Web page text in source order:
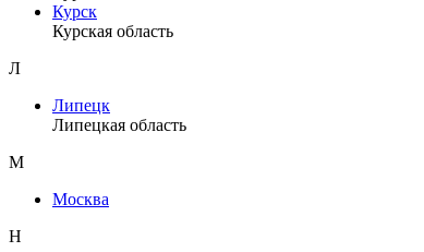
Курск
Курская область
Л
Липецк
Липецкая область
М
Москва
Н